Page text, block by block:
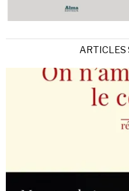
ARTICLES